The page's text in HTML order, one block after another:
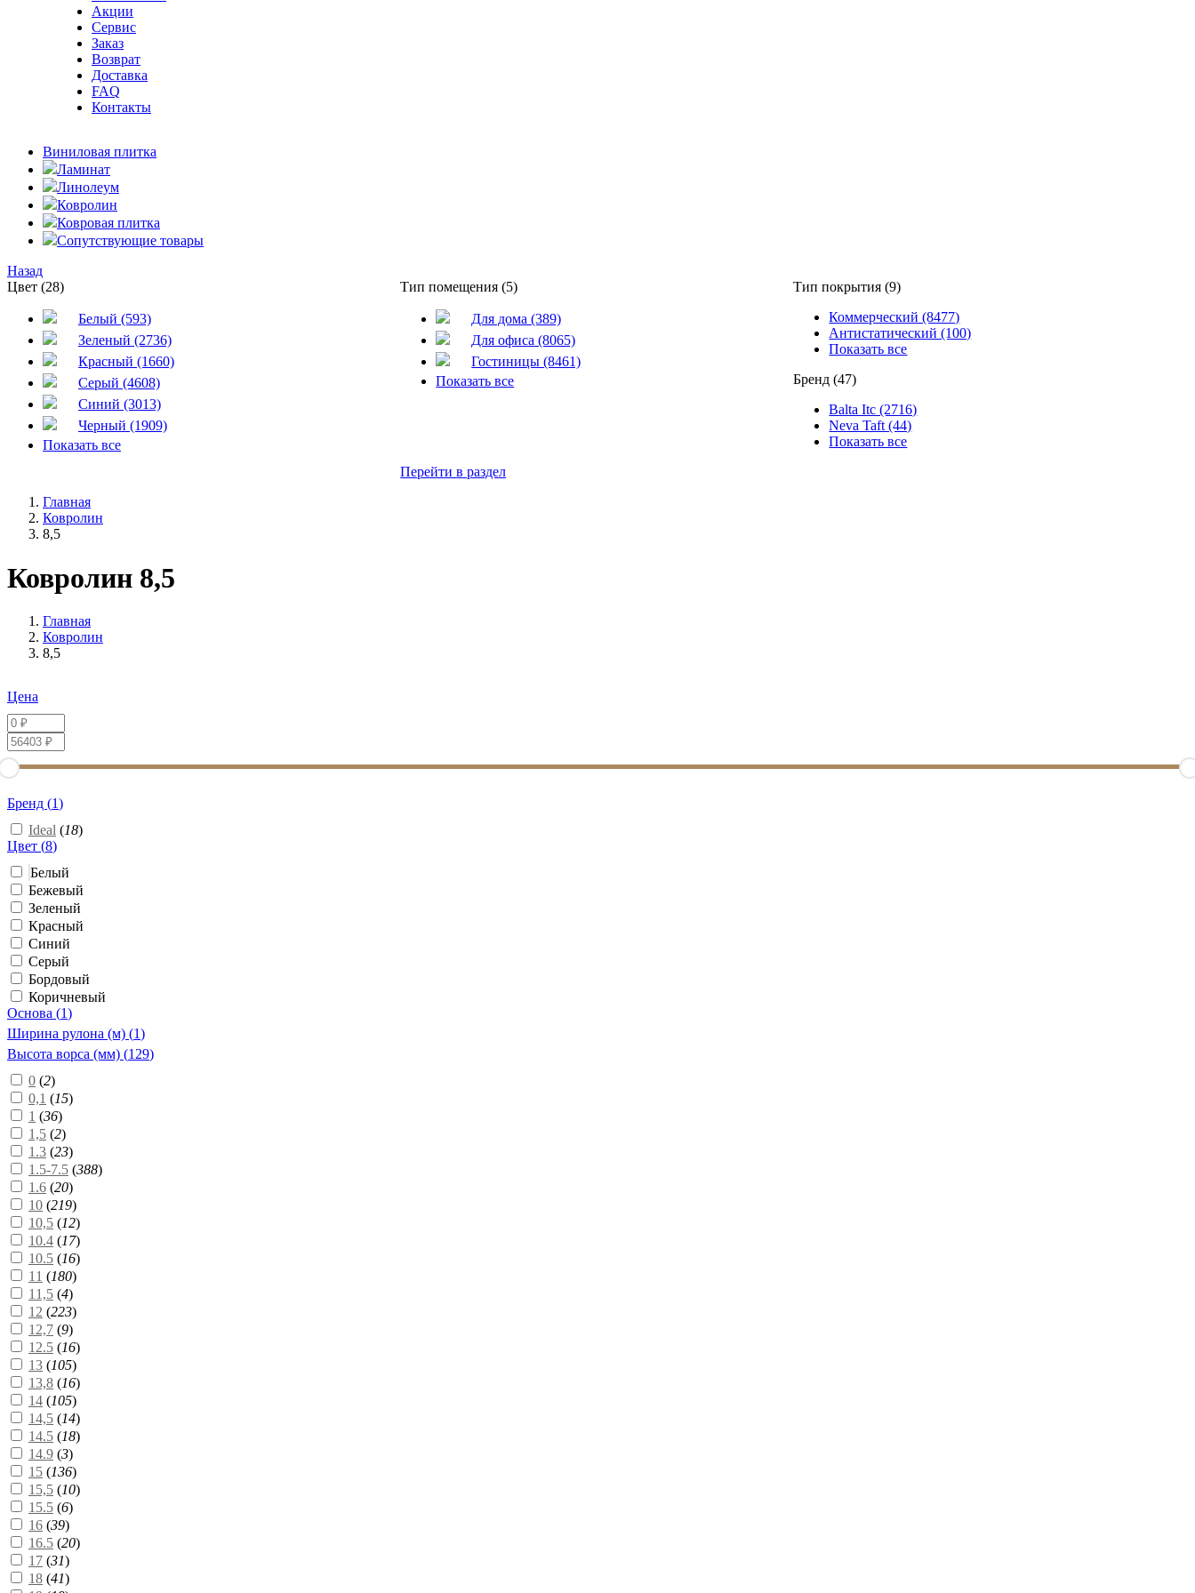
Акции
Сервис
Заказ
Возврат
Доставка
FAQ
Контакты
Виниловая плитка
Ламинат
Линолеум
Ковролин
Ковровая плитка
Сопутствующие товары
Назад
Цвет (28)
Белый (593)
Зеленый (2736)
Красный (1660)
Серый (4608)
Синий (3013)
Черный (1909)
Показать все
Тип помещения (5)
Для дома (389)
Для офиса (8065)
Гостиницы (8461)
Показать все
Тип покрытия (9)
Коммерческий (8477)
Антистатический (100)
Показать все
Бренд (47)
Balta Itc (2716)
Neva Taft (44)
Показать все
Перейти в раздел
Главная
Ковролин
8,5
Ковролин 8,5
Главная
Ковролин
8,5
Цена
Бренд (1)
Ideal (18)
Цвет (8)
Белый
Бежевый
Зеленый
Красный
Синий
Серый
Бордовый
Коричневый
Основа (1)
Ширина рулона (м) (1)
Высота ворса (мм) (129)
0 (2)
0,1 (15)
1 (36)
1,5 (2)
1.3 (23)
1.5-7.5 (388)
1.6 (20)
10 (219)
10,5 (12)
10.4 (17)
10.5 (16)
11 (180)
11,5 (4)
12 (223)
12,7 (9)
12.5 (16)
13 (105)
13,8 (16)
14 (105)
14,5 (14)
14.5 (18)
14.9 (3)
15 (136)
15,5 (10)
15.5 (6)
16 (39)
16.5 (20)
17 (31)
18 (41)